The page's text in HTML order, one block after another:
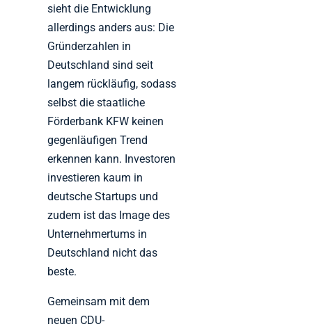
sieht die Entwicklung
allerdings anders aus: Die
Gründerzahlen in
Deutschland sind seit
langem rückläufig, sodass
selbst die staatliche
Förderbank KFW keinen
gegenläufigen Trend
erkennen kann. Investoren
investieren kaum in
deutsche Startups und
zudem ist das Image des
Unternehmertums in
Deutschland nicht das
beste.
Gemeinsam mit dem
neuen CDU-